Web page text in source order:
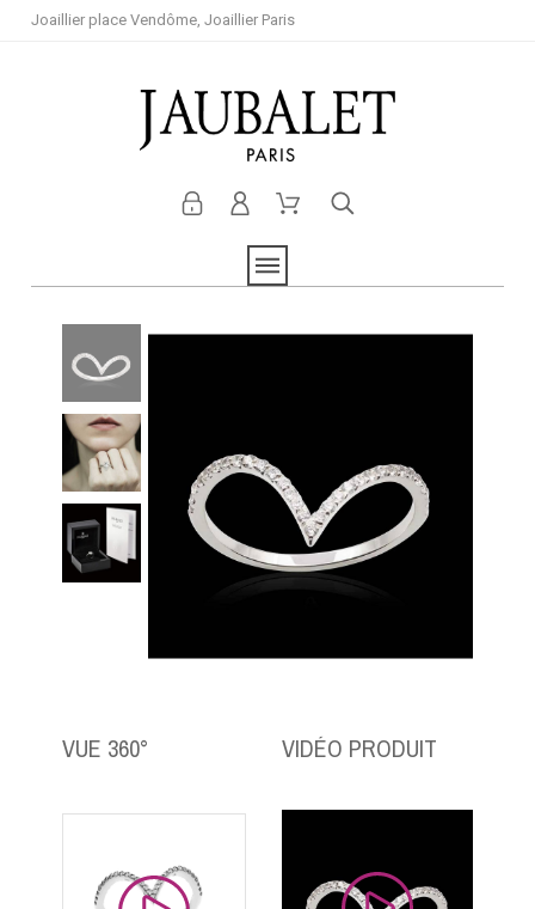
Joaillier place Vendôme, Joaillier Paris
VUE 360° VIDÉO PRODUIT